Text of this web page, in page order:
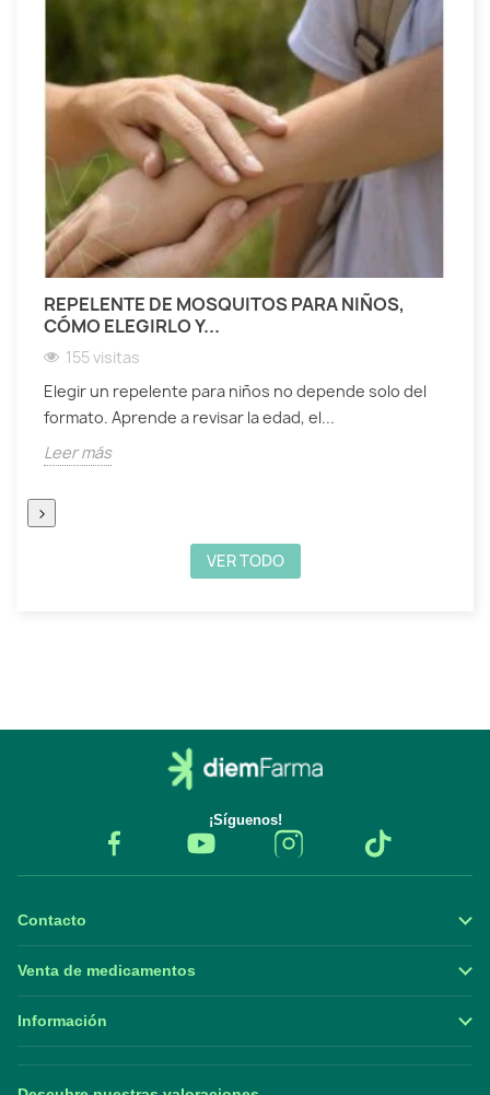
REPELENTE DE MOSQUITOS PARA NIÑOS,
CÓMO ELEGIRLO Y...
155 visitas
Elegir un repelente para niños no depende solo del
formato. Aprende a revisar la edad, el...
Leer más
›
VER TODO
¡Síguenos!
Contacto
Venta de medicamentos
Información